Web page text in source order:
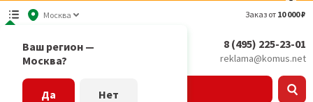
Москва
Ваш регион —
Москва?
Да Нет
Заказ от 10 000 ₽
8 (495) 225-23-01
reklama@komus.net